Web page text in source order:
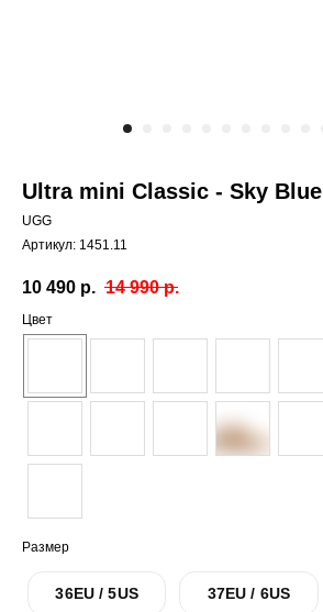
Ultra mini Classic - Sky Blue
UGG
Артикул: 1451.11
10 490 р. 14 990 р.
Цвет
Размер
36EU / 5US 37EU / 6US